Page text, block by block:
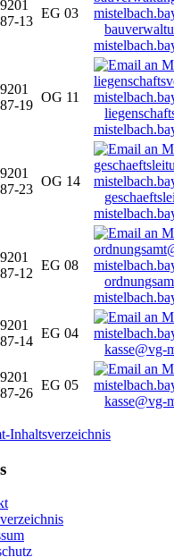
13
EG 03
19
OG 11
23
OG 14
12
EG 08
14
EG 04
kasse@vg-
26
EG 05
kasse@vg-
Inhaltsverzeichnis